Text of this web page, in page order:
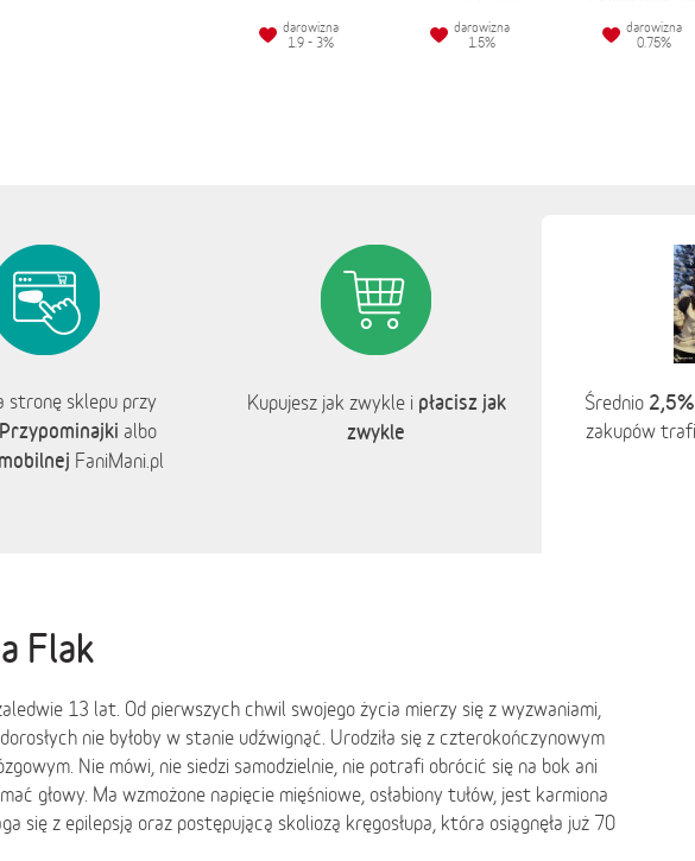
darowizna
1.9 - 3%
darowizna
1.5%
darowizna
0.75%
stronę sklepu przy
Przypominajki albo
FaniMani.pl
Kupujesz jak zwykle i płacisz jak
zwykle
Średnio 2,5%
zakupów
Flak
13 lat. Od pierwszych chwil swojego życia mierzy się z wyzwaniami,
nie byłoby w stanie udźwignąć. Urodziła się z czterokończynowym
Nie mówi, nie siedzi samodzielnie, nie potrafi obrócić się na bok ani
głowy. Ma wzmożone napięcie mięśniowe, osłabiony tułów, jest karmiona
się z epilepsją oraz postępującą skoliozą kręgosłupa, która osiągnęła już 70